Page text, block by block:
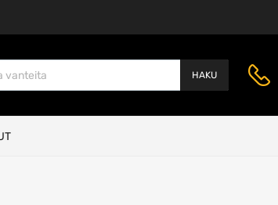
HAKU